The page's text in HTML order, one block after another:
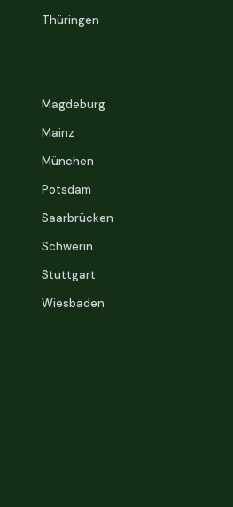
Thüringen
Magdeburg
Mainz
München
Potsdam
Saarbrücken
Schwerin
Stuttgart
Wiesbaden